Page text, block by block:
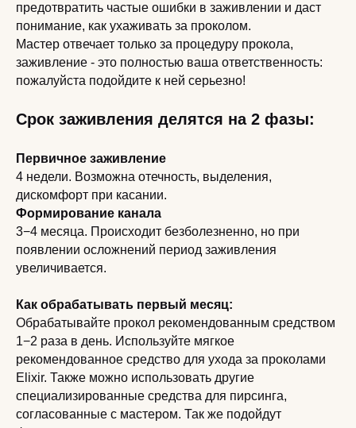
предотвратить частые ошибки в заживлении и даст
понимание, как ухаживать за проколом.
Мастер отвечает только за процедуру прокола,
заживление - это полностью ваша ответственность:
пожалуйста подойдите к ней серьезно!
Срок заживления делятся на 2 фазы:
Первичное заживление
4 недели. Возможна отечность, выделения,
дискомфорт при касании.
Формирование канала
3−4 месяца. Происходит безболезненно, но при
появлении осложнений период заживления
увеличивается.
Как обрабатывать первый месяц:
Обрабатывайте прокол рекомендованным средством
1−2 раза в день. Используйте мягкое
рекомендованное средство для ухода за проколами
Elixir. Также можно использовать другие
специализированные средства для пирсинга,
согласованные с мастером. Так же подойдут